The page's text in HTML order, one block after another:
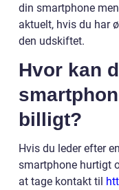
din smartphone
aktuelt, hvis du har
den udskiftet.
Hvor kan
billigt?
Hvis du leder efter
smartphone hurtigt
at tage kontakt til